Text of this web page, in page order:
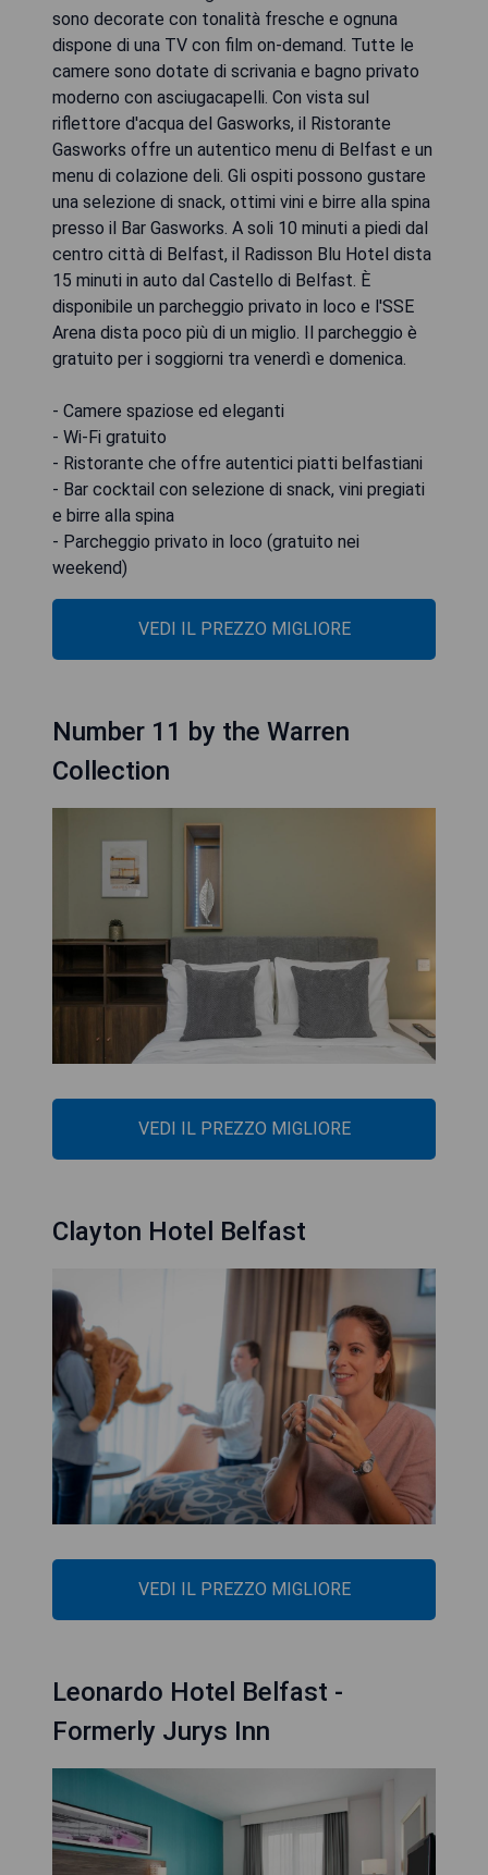
sono decorate con tonalità fresche e ognuna
dispone di una TV con film on-demand. Tutte le
camere sono dotate di scrivania e bagno privato
moderno con asciugacapelli. Con vista sul
riflettore d'acqua del Gasworks, il Ristorante
Gasworks offre un autentico menu di Belfast e un
menu di colazione deli. Gli ospiti possono gustare
una selezione di snack, ottimi vini e birre alla spina
presso il Bar Gasworks. A soli 10 minuti a piedi dal
centro città di Belfast, il Radisson Blu Hotel dista
15 minuti in auto dal Castello di Belfast. È
disponibile un parcheggio privato in loco e l'SSE
Arena dista poco più di un miglio. Il parcheggio è
gratuito per i soggiorni tra venerdì e domenica.
- Camere spaziose ed eleganti
- Wi-Fi gratuito
- Ristorante che offre autentici piatti belfastiani
- Bar cocktail con selezione di snack, vini pregiati
e birre alla spina
- Parcheggio privato in loco (gratuito nei
weekend)
VEDI IL PREZZO MIGLIORE
Number 11 by the Warren
Collection
VEDI IL PREZZO MIGLIORE
Clayton Hotel Belfast
VEDI IL PREZZO MIGLIORE
Leonardo Hotel Belfast -
Formerly Jurys Inn